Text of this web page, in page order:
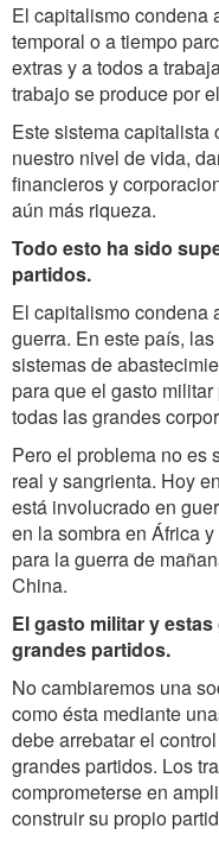
El capitalismo condena
temporal o a tiempo
extras y a todos a
trabajo se produce por
Este sistema
nuestro nivel de vida,
financieros y
aún más riqueza.
Todo esto ha sido
partidos.
El capitalismo condena
guerra. En este país,
sistemas de
para que el gasto
todas las grandes
Pero el problema no es
real y sangrienta. Hoy
está involucrado en
en la sombra en África
para la guerra de
China.
El gasto militar y
grandes partidos.
No cambiaremos una
como ésta mediante
debe arrebatar el
grandes partidos. Los
comprometerse en
construir su propio